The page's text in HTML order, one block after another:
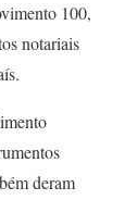
100,
notariais
deram